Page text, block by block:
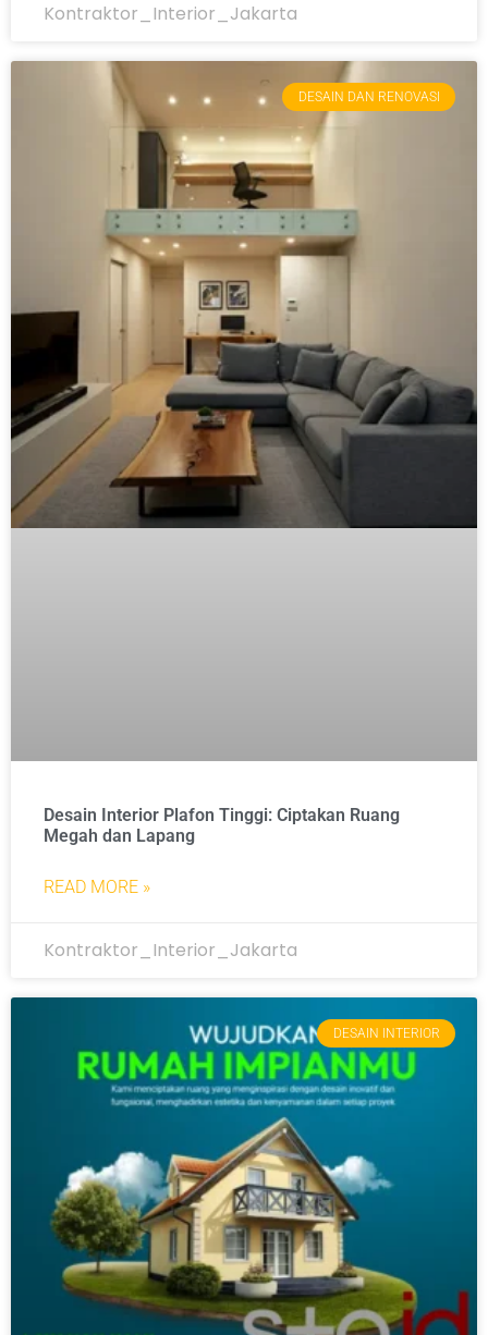
Kontraktor_Interior_Jakarta
DESAIN DAN RENOVASI
Desain Interior Plafon Tinggi: Ciptakan Ruang
Megah dan Lapang
READ MORE »
Kontraktor_Interior_Jakarta
DESAIN INTERIOR